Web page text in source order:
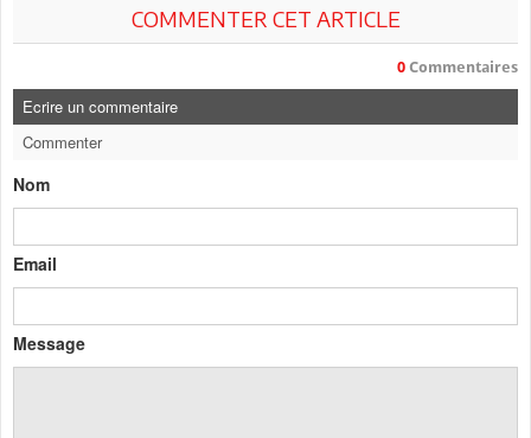
COMMENTER CET ARTICLE
0 Commentaires
Ecrire un commentaire
Commenter
Nom
Email
Message